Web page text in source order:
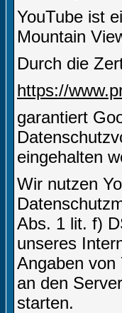
YouTube ist
Mountain
Durch die
https://
garantiert
eingehalten
Wir nutzen
Abs. 1 lit. f)
unseres
Angaben von
an den
starten.